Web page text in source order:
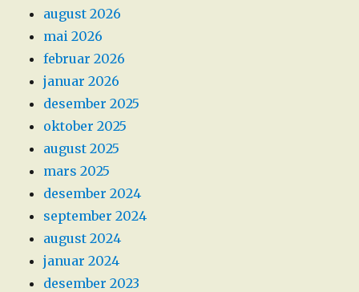
august 2026
mai 2026
februar 2026
januar 2026
desember 2025
oktober 2025
august 2025
mars 2025
desember 2024
september 2024
august 2024
januar 2024
desember 2023